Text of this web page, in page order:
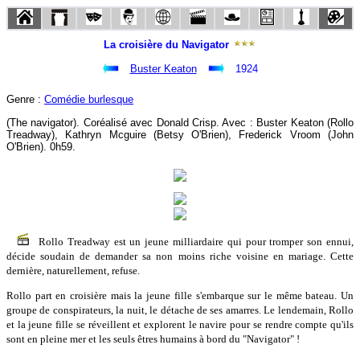
La croisière du Navigator
Buster Keaton
1924
Genre : Comédie burlesque
(The navigator). Coréalisé avec Donald Crisp. Avec : Buster Keaton (Rollo
Treadway), Kathryn Mcguire (Betsy O'Brien), Frederick Vroom (John
O'Brien). 0h59.
Rollo Treadway est un jeune milliardaire qui pour tromper son ennui,
décide soudain de demander sa non moins riche voisine en mariage. Cette
dernière, naturellement, refuse.
Rollo part en croisière mais la jeune fille s'embarque sur le même bateau. Un
groupe de conspirateurs, la nuit, le détache de ses amarres. Le lendemain, Rollo
et la jeune fille se réveillent et explorent le navire pour se rendre compte qu'ils
sont en pleine mer et les seuls êtres humains à bord du "Navigator" !